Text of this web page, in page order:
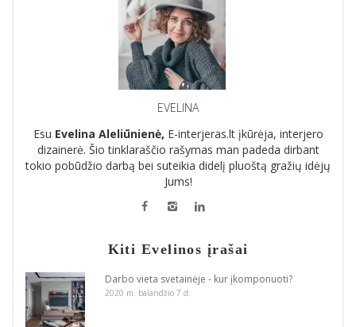
EVELINA
Esu Evelina Aleliūnienė, E-interjeras.lt įkūrėja, interjero
dizainerė. Šio tinklaraščio rašymas man padeda dirbant
tokio pobūdžio darbą bei suteikia didelį pluoštą gražių idėjų
Jums!
Kiti Evelinos įrašai
Darbo vieta svetainėje - kur įkomponuoti?
2020 m. balandžio 7 d.